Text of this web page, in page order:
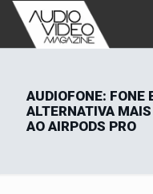
AUDIOFONE: FONE
ALTERNATIVA
AO AIRPODS PRO